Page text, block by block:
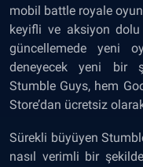
mobil battle royale
keyifli ve aksiyon
güncellemede yeni
deneyecek yeni bir
Stumble Guys, hem
Store’dan ücretsiz
Sürekli büyüyen
nasıl verimli bir